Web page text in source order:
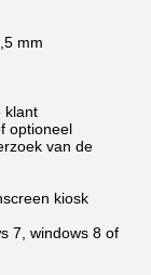
mm
klant
optioneel
van de
kiosk
7, windows 8 of